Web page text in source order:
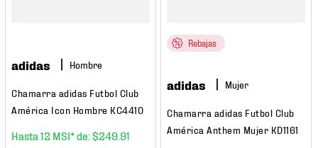
adidas Hombre
Chamarra adidas Futbol Club
América Icon Hombre KC4410
12 $249 91
Rebajas
adidas Mujer
Chamarra adidas Futbol Club
América Anthem Mujer KD1161